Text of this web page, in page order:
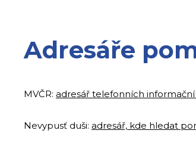
Adresáře
MVČR: adresář telefonních
Nevypusť duši: adresář, kde hledat